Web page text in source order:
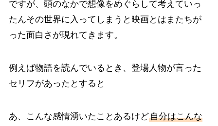
ですが、頭のなかで想像をめぐらして考えていっ
たんその世界に入ってしまうと映画とはまたちが
った面白さが現れてきます。
例えば物語を読んでいるとき、登場人物が言った
セリフがあったとすると
あ、こんな感情湧いたことあるけど自分はこんな